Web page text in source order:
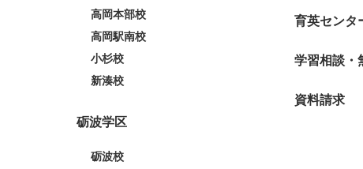
高岡本部校
高岡駅南校
小杉校
新湊校
砺波学区
砺波校
育英センタ
学習相談・
資料請求